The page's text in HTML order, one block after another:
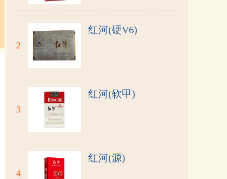
2
红河(硬V6)
3
红河(软甲)
4
红河(源)